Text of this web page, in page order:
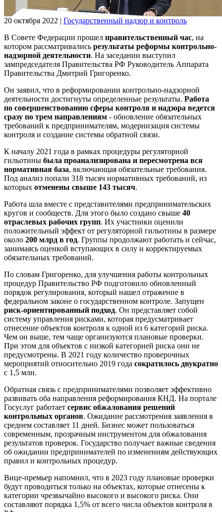
20 октября 2022 | Государственный надзор и контроль
В Совете Федерации прошел правительственный час, на
котором рассматривались результаты реформы контрольно-
надзорной деятельности. На заседании выступил
зампредседателя Правительства РФ Руководитель Аппарата
Правительства Дмитрий Григоренко.
Он заявил, что в реформировании контрольно-надзорной
деятельности достигнуты определенные результаты. Работа
по совершенствованию сферы контроля и надзора ведется
сразу по трем направлениям - обновление обязательных
требований к предпринимателям, модернизация системы
контроля и создание системы обратной связи.
К началу 2021 года в рамках процедуры регуляторной
гильотины была проанализирована и пересмотрена вся
нормативная база, включающая обязательные требования.
Под анализ попали 318 тысяч нормативных требований, из
которых отменены свыше 143 тысяч.
Работа шла вместе с представителями предпринимательских
кругов и сообществ. Для этого было создано свыше 40
отраслевых рабочих групп. Их участники оценили
положительный эффект от регуляторной гильотины в размере
около 200 млрд в год. Группы продолжают работать и сейчас,
занимаясь оценкой вступающих в силу и корректируемых
обязательных требований.
По словам Григоренко, для улучшения работы контрольных
процедур Правительство РФ подготовило обновленный
порядок регулирования, который нашел отражение в
федеральном законе о государственном контроле. Запущен
риск-ориентированный подход. Он представляет собой
систему управления рисками, которая предусматривает
отнесение объектов контроля к одной из 6 категорий риска.
Чем он выше, тем чаще организуются плановые проверки.
При этом для объектов с низкой категорией риска они не
предусмотрены. В 2021 году количество проверочных
мероприятий относительно 2019 года сократилось двукратно
с 1,5 млн.
Обратная связь с предпринимателями позволяет эффективно
развивать оба направления реформирования КНД. На портале
Госуслуг работает сервис обжалования решений
контрольных органов. Ожидание рассмотрения заявления в
среднем составляет 11 дней. Бизнес может пользоваться
современным, прозрачным инструментом для обжалования
результатов проверок. Государство получает важные сведения
об ожидании предпринимателей по изменениям действующих
правил и контрольных процедур.
Вице-премьер напомнил, что в 2023 году плановые проверки
будут проводиться только на объектах, которые отнесены к
категории чрезвычайно высокого и высокого риска. Они
составляют порядка 1,5% от всего числа объектов контроля в